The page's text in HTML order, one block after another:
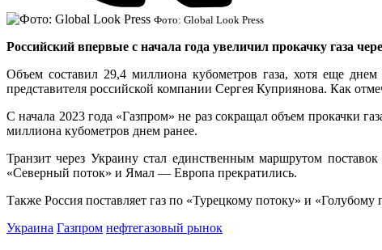
Фото: Global Look Press
Российский впервые с начала года увеличил прокачку газа
Объем составил 29,4 миллиона кубометров газа, хотя еще
представителя российской компании Сергея Куприянова. Как
С начала 2023 года «Газпром» не раз сокращал объем прокачки
миллиона кубометров днем ранее.
Транзит через Украину стал единственным маршрутом
«Северный поток» и Ямал — Европа прекратились.
Также Россия поставляет газ по «Турецкому потоку» и
Украина Газпром нефтегазовый рынок